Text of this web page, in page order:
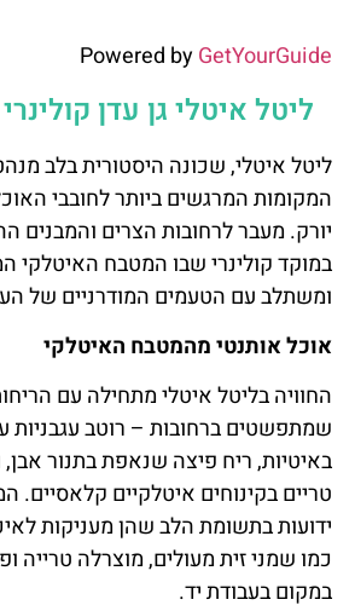
Powered byGetYourGuide
ליטל איטלי גן עדן
ליטל איטלי, שכונה היסטורית בלב
המקומות המרגשים ביותר לחובבי
יורק. מעבר לרחובות הצרים והמבנים
במוקד קולינרי שבו המטבח האיטלקי
ומשתלב עם הטעמים המודרניים של
אוכל אותנטי מהמטבח האיטלקי
החוויה בליטל איטלי מתחילה עם
שמתפשטים ברחובות – רוטב
באיטיות, ריח פיצה שנאפת בתנור אבן,
טריים בקינוחים איטלקיים קלאסיים.
ידועות בתשומת הלב שהן מעניקות
כמו שמני זית מעולים, מוצרלה טרייה
במקום בעבודת יד.